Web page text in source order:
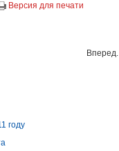
Версия для печати
Вперед.
году